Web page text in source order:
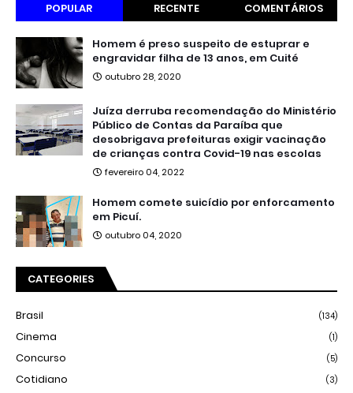
POPULAR RECENTE COMENTÁRIOS
Homem é preso suspeito de estuprar e
engravidar filha de 13 anos, em Cuité
outubro 28, 2020
Juíza derruba recomendação do Ministério
Público de Contas da Paraíba que
desobrigava prefeituras exigir vacinação
de crianças contra Covid-19 nas escolas
fevereiro 04, 2022
Homem comete suicídio por enforcamento
em Picuí.
outubro 04, 2020
CATEGORIES
Brasil (134)
Cinema (1)
Concurso (5)
Cotidiano (3)